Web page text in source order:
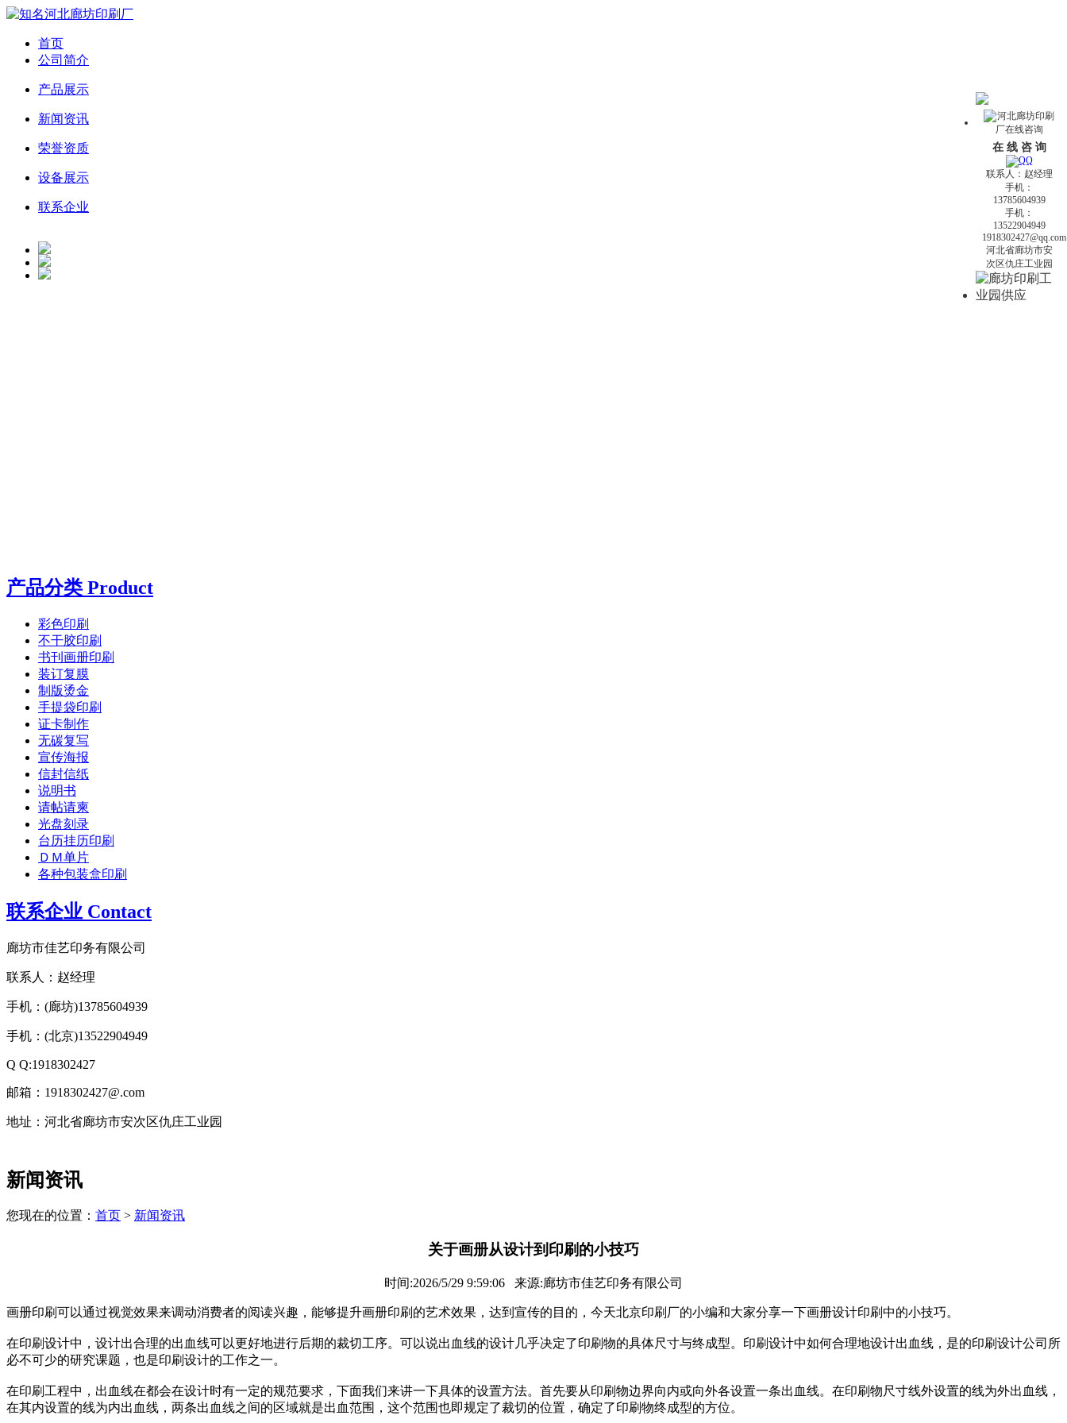
首页
公司简介
产品展示
新闻资讯
荣誉资质
设备展示
联系企业
产品分类 Product
彩色印刷
不干胶印刷
书刊画册印刷
装订复膜
制版烫金
手提袋印刷
证卡制作
无碳复写
宣传海报
信封信纸
说明书
请帖请柬
光盘刻录
台历挂历印刷
ＤＭ单片
各种包装盒印刷
联系企业 Contact
廊坊市佳艺印务有限公司
联系人：赵经理
手机：(廊坊)13785604939
手机：(北京)13522904949
Q Q:1918302427
邮箱：1918302427@.com
地址：河北省廊坊市安次区仇庄工业园
术
持：
设
上
海
机
肥
新闻资讯
您现在的位置： 首页 > 新闻资讯
关于画册从设计到印刷的小技巧
时间:2026/5/29 9:59:06 来源:廊坊市佳艺印务有限公司
画册印刷可以通过视觉效果来调动消费者的阅读兴趣，能够提升画册印刷的艺术效果，达到宣传的目的，今天北京印刷厂的小编和大家分享一下画册设计印刷中的小技巧。
在印刷设计中，设计出合理的出血线可以更好地进行后期的裁切工序。可以说出血线的设计几乎决定了印刷物的具体尺寸与终成型。印刷设计中如何合理地设计出血线，是的印刷设计公司所
必不可少的研究课题，也是印刷设计的工作之一。
在印刷工程中，出血线在都会在设计时有一定的规范要求，下面我们来讲一下具体的设置方法。首先要从印刷物边界向内或向外各设置一条出血线。在印刷物尺寸线外设置的线为外出血线，
在其内设置的线为内出血线，两条出血线之间的区域就是出血范围，这个范围也即规定了裁切的位置，确定了印刷物终成型的方位。
在 线 咨 询
联系人：赵经理
手机：
13785604939
手机：
13522904949
1918302427@qq.com
河北省廊坊市安
次区仇庄工业园